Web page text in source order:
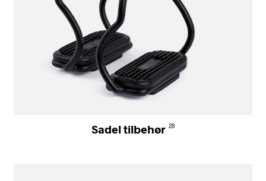
Sadel tilbehør 28